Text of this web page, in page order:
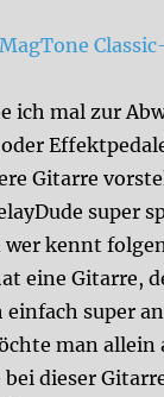
ich mal zur
Gitarre
super
wer kennt
eine Gitarre,
einfach super
man allein
dieser